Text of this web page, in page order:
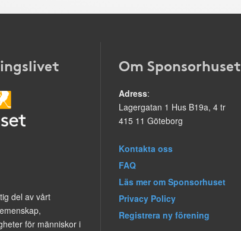
del av vårt
för människor i
Om Sponsorhuset
Adress:
Lagergatan 1 Hus B19a, 4 tr
415 11 Göteborg
Kontakta oss
FAQ
Läs mer om Sponsorhuset
Privacy Policy
Registrera ny förening